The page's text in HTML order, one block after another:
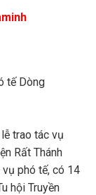
trao tác vụ
Rất Thánh
vụ phó tế, có 14
hội Truyền